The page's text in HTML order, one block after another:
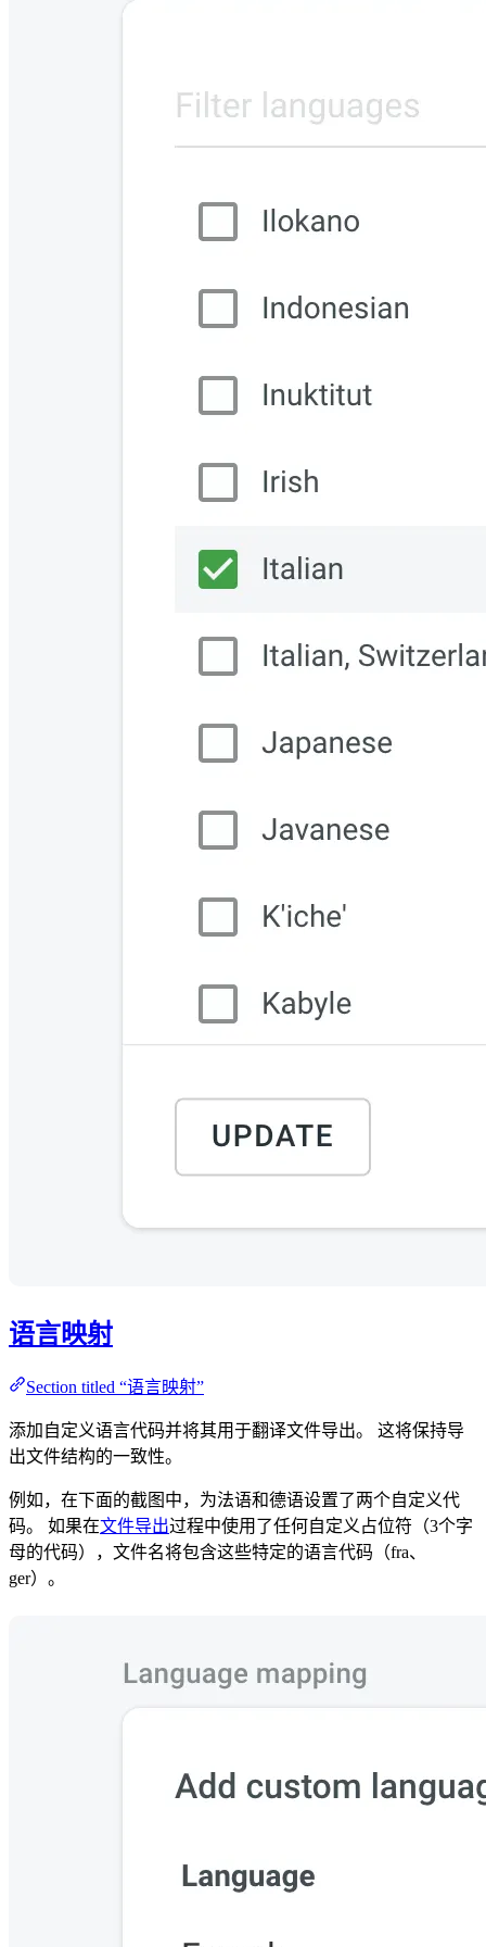
语言映射
Section titled “语言映射”
添加自定义语言代码并将其用于翻译文件导出。 这将保持导
出文件结构的一致性。
例如，在下面的截图中，为法语和德语设置了两个自定义代
码。 如果在文件导出过程中使用了任何自定义占位符（3个字
母的代码），文件名将包含这些特定的语言代码（fra、
ger）。